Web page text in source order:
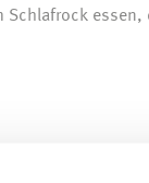
Schlafrock essen,